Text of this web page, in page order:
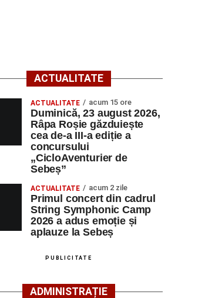
ACTUALITATE
ACTUALITATE acum 15 ore
Duminică, 23 august 2026,
Râpa Roșie găzduiește
cea de-a III-a ediție a
concursului
„CicloAventurier de
Sebeș”
ACTUALITATE acum 2 zile
Primul concert din cadrul
String Symphonic Camp
2026 a adus emoție și
aplauze la Sebeș
PUBLICITATE
ADMINISTRAȚIE